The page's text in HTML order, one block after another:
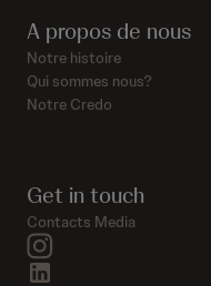
A propos de nous
Notre histoire
Qui sommes nous?
Notre Credo
Get in touch
Contacts Media